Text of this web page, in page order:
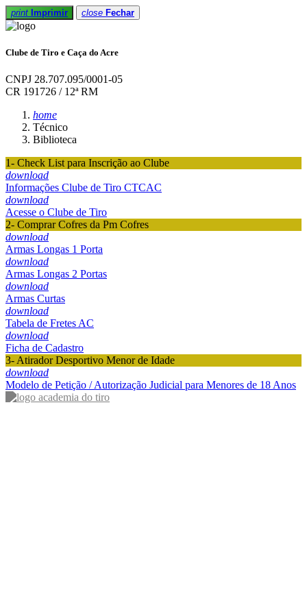
print Imprimir close Fechar
Clube de Tiro e Caça do Acre
CNPJ 28.707.095/0001-05
CR 191726 / 12ª RM
home
Técnico
Biblioteca
1- Check List para Inscrição ao Clube
download
Informações Clube de Tiro CTCAC
download
Acesse o Clube de Tiro
2- Comprar Cofres da Pm Cofres
download
Armas Longas 1 Porta
download
Armas Longas 2 Portas
download
Armas Curtas
download
Tabela de Fretes AC
download
Ficha de Cadastro
3- Atirador Desportivo Menor de Idade
download
Modelo de Petição / Autorização Judicial para Menores de 18 Anos